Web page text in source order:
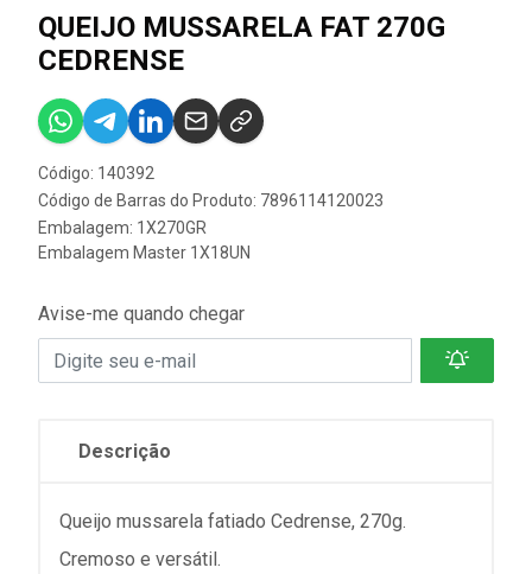
QUEIJO MUSSARELA FAT 270G
CEDRENSE
Código: 140392
Código de Barras do Produto: 7896114120023
Embalagem: 1X270GR
Embalagem Master 1X18UN
Avise-me quando chegar
Descrição
Queijo mussarela fatiado Cedrense, 270g.
Cremoso e versátil.